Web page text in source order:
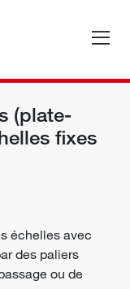
(plate-
fixes
échelles avec
des paliers
ou de